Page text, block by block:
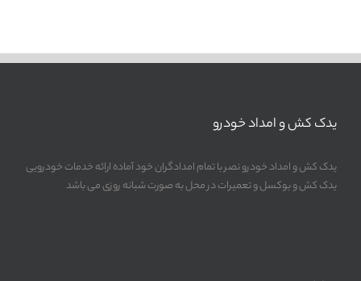
یدک کش و امداد خودرو
یدک کش و امداد خودرو نصر با تمام امدادگران خود آماده ارائه خدمات خودرویی
یدک کش و بوکسل و تعمیرات در محل به صورت شبانه روزی می باشد